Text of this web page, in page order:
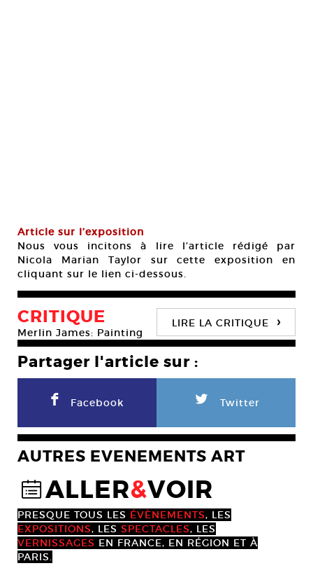
Article sur l’exposition
Nous vous incitons à lire l’article rédigé par
Nicola Marian Taylor sur cette exposition en
cliquant sur le lien ci-dessous.
CRITIQUE
Merlin James: Painting
LIRE LA CRITIQUE ›
Partager l'article sur :
F Facebook L Twitter
AUTRES EVENEMENTS ART
@ALLER&VOIR
PRESQUE TOUS LES ÉVÈNEMENTS, LES
EXPOSITIONS, LES SPECTACLES, LES
VERNISSAGES EN FRANCE, EN RÉGION ET À
PARIS.